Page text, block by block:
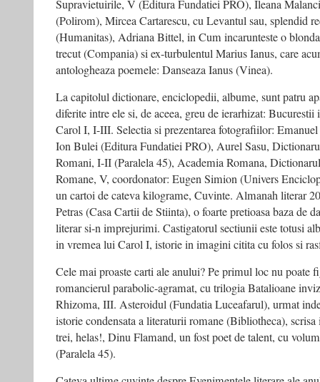
Supravietuirile, V (Editura Fundatiei PRO), Ileana
(Polirom), Mircea Cartarescu, cu Levantul sau, splendid
(Humanitas), Adriana Bittel, in Cum incarunteste o
trecut (Compania) si ex-turbulentul Marius Ianus, care
antologheaza poemele: Danseaza Ianus (Vinea).
La capitolul dictionare, enciclopedii, albume, sunt patru
diferite intre ele si, de aceea, greu de ierarhizat:
Carol I, I-III. Selectia si prezentarea fotografiilor:
Ion Bulei (Editura Fundatiei PRO), Aurel Sasu,
Romani, I-II (Paralela 45), Academia Romana,
Romane, V, coordonator: Eugen Simion (Univers
un cartoi de cateva kilograme, Cuvinte. Almanah literar
Petras (Casa Cartii de Stiinta), o foarte pretioasa baza de
literar si-n imprejurimi. Castigatorul sectiunii este totusi
in vremea lui Carol I, istorie in imagini citita cu folos si
Cele mai proaste carti ale anului? Pe primul loc nu poate
romancierul parabolic-agramat, cu trilogia Batalioane
Rhizoma, III. Asteroidul (Fundatia Luceafarul), urmat
istorie condensata a literaturii romane (Bibliotheca),
trei, helas!, Dinu Flamand, un fost poet de talent, cu
(Paralela 45).